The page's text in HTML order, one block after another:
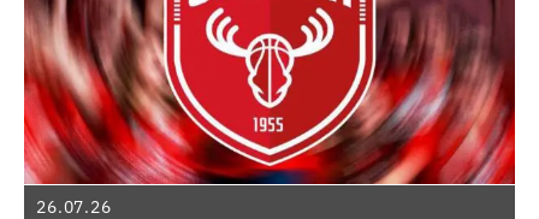
26.07.26